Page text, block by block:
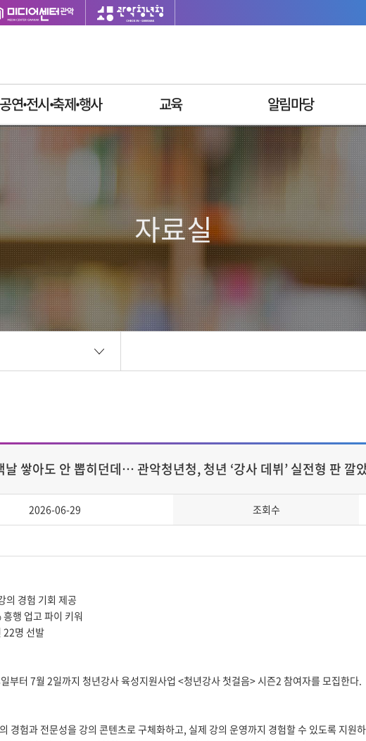
공연ꞏ전시ꞏ축제ꞏ행사
이달의 일정
공연안내
전시안내
축제안내
행사안내
교육
싱글벙글교육센터
알림마당
재단소식
사업공고
입찰공고
채용정보
질문과답변
자주묻는질문
자료실
날 쌓아도 안 뽑히던데… 관악청년청, 청년 ‘강사 데뷔’ 실전형 판 깔
2026-06-29 조회수
의 경험 기회 제공
행 업고 파이 키워
22명 선발
부터 7월 2일까지 청년강사 육성지원사업 <청년강사 첫걸음> 시즌2 참여자를 모집한다.
경험과 전문성을 강의 콘텐츠로 구체화하고, 실제 강의 운영까지 경험할 수 있도록 지원